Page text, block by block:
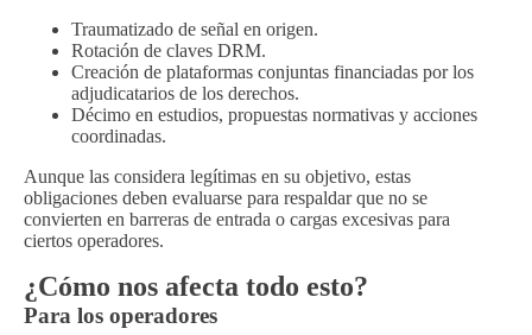
Traumatizado de señal en origen.
Rotación de claves DRM.
Creación de plataformas conjuntas financiadas por los
adjudicatarios de los derechos.
Décimo en estudios, propuestas normativas y acciones
coordinadas.
Aunque las considera legítimas en su objetivo, estas
obligaciones deben evaluarse para respaldar que no se
convierten en barreras de entrada o cargas excesivas para
ciertos operadores.
¿Cómo nos afecta todo esto?
Para los operadores